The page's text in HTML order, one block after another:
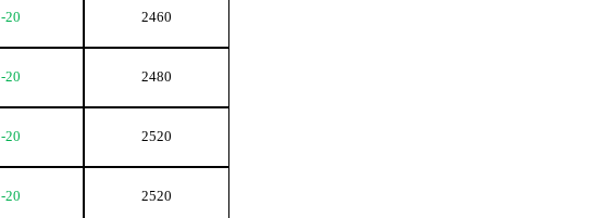
-20 2460
-20 2480
-20 2520
-20 2520